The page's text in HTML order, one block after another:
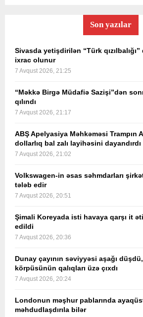
Son yazılar
Sivasda yetişdirilən “Türk
ixrac olunur
7 Avqust 2026, 21:25
“Məkkə Birgə Müdafiə Sazişi”dən
qılındı
7 Avqust 2026, 21:17
ABŞ Apelyasiya Məhkəməsi Trampın
dollarlıq bal zalı layihəsini dayandırdı
7 Avqust 2026, 21:02
Volkswagen-in əsas səhmdarları
tələb edir
7 Avqust 2026, 20:51
Şimali Koreyada isti havaya qarşı it
edildi
7 Avqust 2026, 20:36
Dunay çayının səviyyəsi aşağı
körpüsünün qalıqları üzə çıxdı
7 Avqust 2026, 20:24
Londonun məşhur pablarında
məhdudlaşdırıla bilər